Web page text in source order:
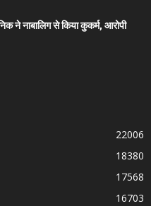
ने नाबालिग से किया कुकर्म, आरोपी
22006
18380
17568
16703